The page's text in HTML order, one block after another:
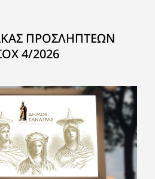
ΠΡΟΣΛΗΠΤΕΩΝ
4/2026